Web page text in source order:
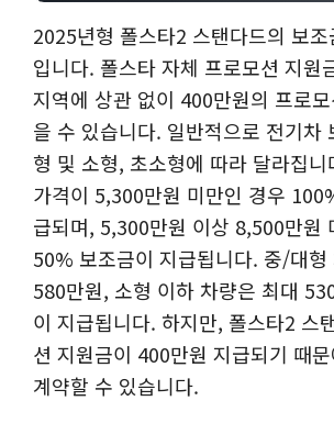
2025년형 폴스타2 스탠다드의 보
입니다. 폴스타 자체 프로모션 지원
지역에 상관 없이 400만원의 프로
을 수 있습니다. 일반적으로 전기차
형 및 소형, 초소형에 따라 달라집
가격이 5,300만원 미만인 경우
급되며, 5,300만원 이상 8,500만원
50% 보조금이 지급됩니다. 중/대형
580만원, 소형 이하 차량은 최대
이 지급됩니다. 하지만, 폴스타2 스
션 지원금이 400만원 지급되기 때
계약할 수 있습니다.